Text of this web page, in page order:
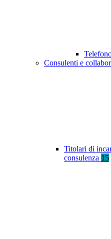
Consulenti e
Titolari di
consulenza 15